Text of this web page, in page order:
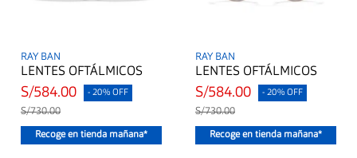
RAY BAN
LENTES OFTÁLMICOS
S/584.00 - 20% OFF
S/730.00
Recoge en tienda mañana*
RAY BAN
LENTES OFTÁLMICOS
S/584.00 - 20% OFF
S/730.00
Recoge en tienda mañana*